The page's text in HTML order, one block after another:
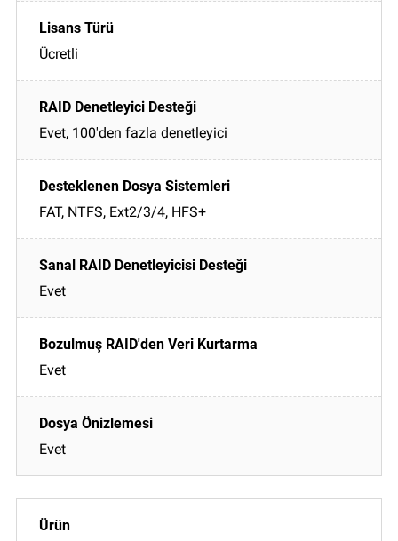
Ücretli
Evet, 100'den fazla denetleyici
FAT, NTFS, Ext2/3/4, HFS+
Evet
Evet
Evet